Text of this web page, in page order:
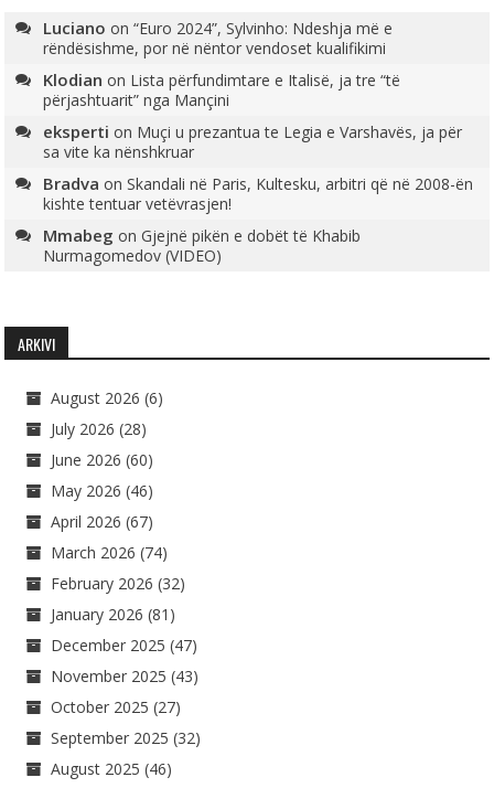
Luciano on“Euro 2024”, Sylvinho: Ndeshja më e
rëndësishme, por në nëntor vendoset kualifikimi
Klodian on Lista përfundimtare e Italisë, ja tre “të
përjashtuarit” nga Mançini
eksperti on Muçi u prezantua te Legia e Varshavës, ja për
sa vite ka nënshkruar
Bradva onSkandali në Paris, Kultesku, arbitri që në 2008-ën
kishte tentuar vetëvrasjen!
Mmabeg onGjejnë pikën e dobët të Khabib
Nurmagomedov (VIDEO)
ARKIVI
August 2026 (6)
July 2026 (28)
June 2026 (60)
May 2026 (46)
April 2026 (67)
March 2026 (74)
February 2026 (32)
January 2026 (81)
December 2025 (47)
November 2025 (43)
October 2025 (27)
September 2025 (32)
August 2025 (46)